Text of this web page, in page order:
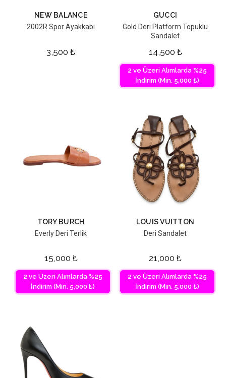
NEW BALANCE
2002R Spor Ayakkabı
3,500 ₺
GUCCI
Gold Deri Platform Topuklu
Sandalet
14,500 ₺
2 ve Üzeri Alımlarda %25
İndirim (Min. 5,000 ₺)
TORY BURCH
Everly Deri Terlik
15,000 ₺
2 ve Üzeri Alımlarda %25
İndirim (Min. 5,000 ₺)
LOUIS VUITTON
Deri Sandalet
21,000 ₺
2 ve Üzeri Alımlarda %25
İndirim (Min. 5,000 ₺)